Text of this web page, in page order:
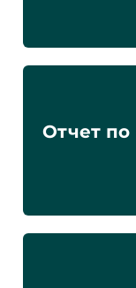
Отчет по